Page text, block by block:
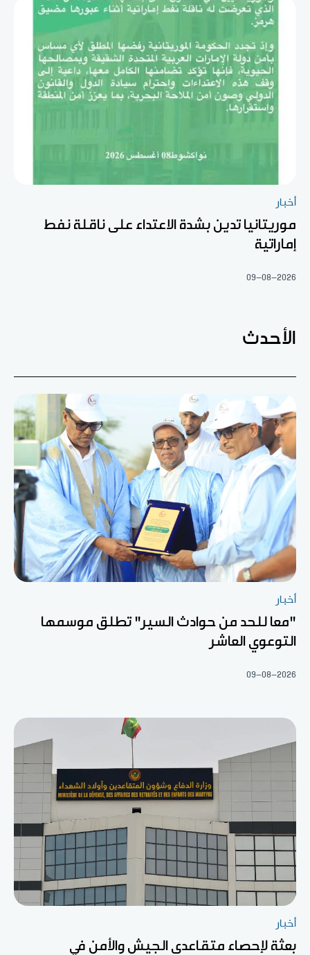
أخبار
موريتانيا تدين بشدة الاعتداء على ناقلة نفط
إماراتية
09-08-2026
الأحدث
أخبار
"معا للحد من حوادث السير" تطلق موسمها
التوعوي العاشر
09-08-2026
أخبار
بعثة لإحصاء متقاعدي الجيش والأمن في